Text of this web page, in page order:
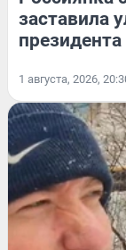
заставила
1 августа, 2026,